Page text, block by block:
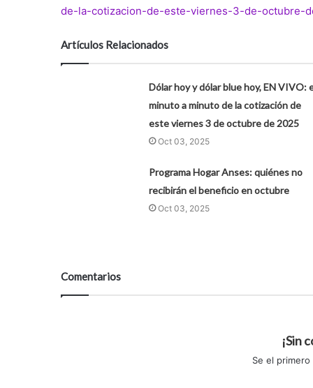
de-la-cotizacion-de-este-viernes-3-de-octubre-
Artículos Relacionados
Dólar hoy y dólar blue hoy, EN VIVO:
minuto a minuto de la cotización de
este viernes 3 de octubre de 2025
Oct 03, 2025
Programa Hogar Anses: quiénes no
recibirán el beneficio en octubre
Oct 03, 2025
Comentarios
¡Sin
Se el